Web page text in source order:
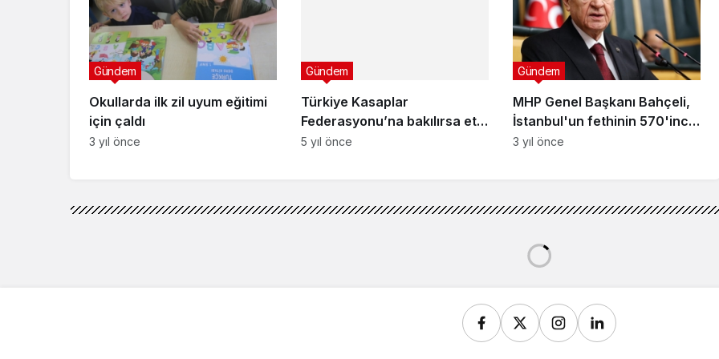
Okullarda ilk zil uyum eğitimi
için çaldı
Gündem
3 yıl önce
Federasyonu’na bakılırsa et
tutarları ucuzmuş: ‘4-5 liralık
zam anormal değil’
5 yıl önce
MHP Genel Başkanı Bahçeli,
İstanbul'un fethinin 570'inci
yıl dönümünü kutladı
Gündem
3 yıl önce
Kosova'nın kuzeyinde çok sayıda silah ve mühimmat ele geçirildi
Kosova'nın kuzeyinde çok sayıda silah ve